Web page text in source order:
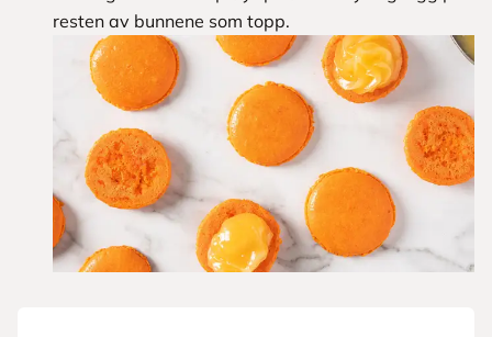
resten av bunnene som topp.